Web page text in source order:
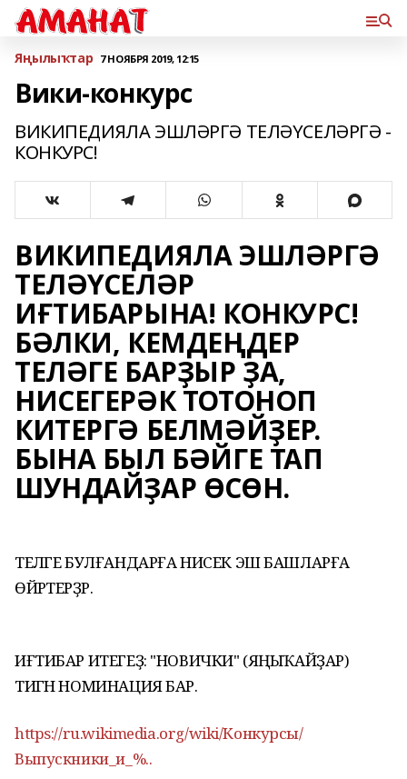
Яңылыҡтар 7 НОЯБРЯ 2019, 12:15
Вики-конкурс
ВИКИПЕДИЯЛА ЭШЛӘРГӘ ТЕЛӘҮСЕЛӘРГӘ -
КОНКУРС!
ВИКИПЕДИЯЛА ЭШЛӘРГӘ
ТЕЛӘҮСЕЛӘР
ИҒТИБАРЫНА! КОНКУРС!
БӘЛКИ, КЕМДЕҢДЕР
ТЕЛӘГЕ БАРҘЫР ҘА,
НИСЕГЕРӘК ТОТОНОП
КИТЕРГӘ БЕЛМӘЙҘЕР.
БЫНА БЫЛ БӘЙГЕ ТАП
ШУНДАЙҘАР ӨСӨН.
ТЕЛӘГЕ БУЛҒАНДАРҒА НИСЕК ЭШ БАШЛАРҒА
ӨЙРӘТЕРҘӘР.
ИҒТИБАР ИТЕГЕҘ: "НОВИЧКИ" (ЯҢЫҠАЙҘАР)
ТИГӘН НОМИНАЦИЯ БАР.
https://ru.wikimedia.org/wiki/Конкурсы/
Выпускники_и_%..